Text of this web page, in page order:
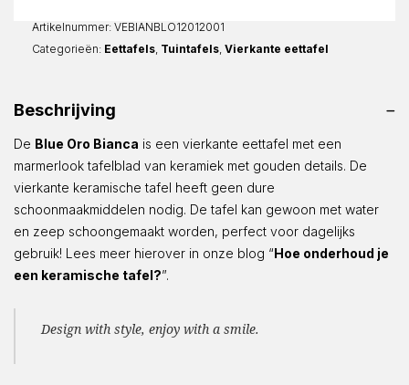
aantal
Artikelnummer: VEBIANBLO12012001
Categorieën: Eettafels Tuintafels Vierkante eettafel
Beschrijving
De Blue Oro Bianca is een vierkante eettafel met een
marmerlook tafelblad van keramiek met gouden details. De
vierkante keramische tafel heeft geen dure
schoonmaakmiddelen nodig. De tafel kan gewoon met water
en zeep schoongemaakt worden, perfect voor dagelijks
gebruik! Lees meer hierover in onze blog “Hoe onderhoud je
een keramische tafel?”.
Design with style, enjoy with a smile.